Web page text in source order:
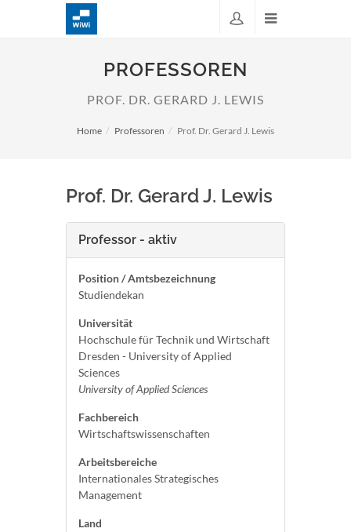
PROFESSOREN
PROF. DR. GERARD J. LEWIS
Home Professoren Prof. Dr. Gerard J. Lewis
Prof. Dr. Gerard J. Lewis
Professor - aktiv
Position / Amtsbezeichnung
Studiendekan
Universität
Hochschule für Technik und Wirtschaft
Dresden - University of Applied
Sciences
University of Applied Sciences
Fachbereich
Wirtschaftswissenschaften
Arbeitsbereiche
Internationales Strategisches
Management
Land